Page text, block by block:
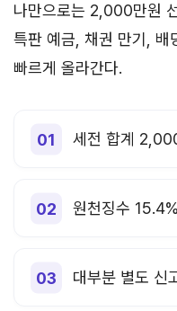
나만으로는 2,000만원
특판 예금, 채권 만기, 배
빠르게 올라간다.
세전 합계
원천징수 15.4%
대부분 별도 신